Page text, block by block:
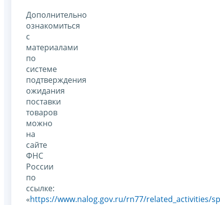
Дополнительно
ознакомиться
с
материалами
по
системе
подтверждения
ожидания
поставки
товаров
можно
на
сайте
ФНС
России
по
ссылке:
«https://www.nalog.gov.ru/rn77/related_activities/